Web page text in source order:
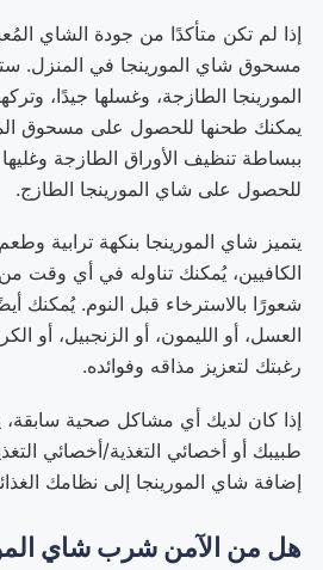
إذا لم تكن متأكدًا من جودة الشاي
مسحوق شاي المورينجا في المنزل.
المورينجا الطازجة، وغسلها جيدًا،
يمكنك طحنها للحصول على مسحوق
ببساطة تنظيف الأوراق الطازجة
للحصول على شاي المورينجا الطازج.
يتميز شاي المورينجا بنكهة ترابية
الكافيين، يُمكنك تناوله في أي وقت
شعورًا بالاسترخاء قبل النوم. يُمكنك
العسل، أو الليمون، أو الزنجبيل، أو
رغبتك لتعزيز مذاقه وفوائده.
إذا كان لديك أي مشاكل صحية
طبيبك أو أخصائي التغذية/أخصائي
إضافة شاي المورينجا إلى نظامك
هل من الآمن شرب شاي